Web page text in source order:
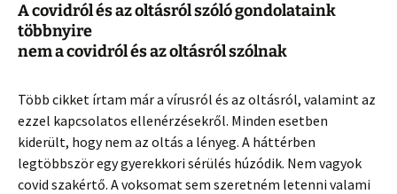
A covidról és az oltásról szóló gondolataink
többnyire
nem a covidról és az oltásról szólnak
Több cikket írtam már a vírusról és az oltásról, valamint az
ezzel kapcsolatos ellenérzésekről. Minden esetben
kiderült, hogy nem az oltás a lényeg. A háttérben
legtöbbször egy gyerekkori sérülés húzódik. Nem vagyok
covid szakértő. A voksomat sem szeretném letenni valami